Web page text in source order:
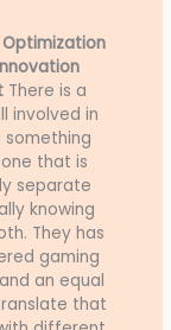
Optimization
There is a
involved in
something
that is
separate
knowing
They has
gaming
an equal
that